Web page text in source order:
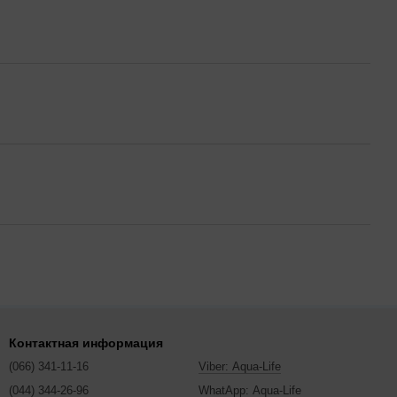
Контактная информация
(066) 341-11-16
(044) 344-26-96
Viber: Aqua-Life
WhatApp: Aqua-Life